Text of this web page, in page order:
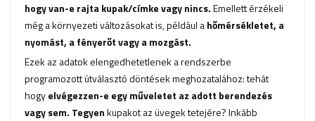
hogy van-e rajta kupak/címke vagy nincs.Emellett érzékeli
még a környezeti változásokat is, például ahőmérsékletet, a
nyomást, a fényerőt vagy a mozgást.
Ezek az adatok elengedhetetlenek a rendszerbe
programozott útválasztó döntések meghozatalához: tehát
hogyelvégezzen-e egy műveletet az adott berendezés
vagy sem. Tegyenkupakot az üvegek tetejére? Inkább